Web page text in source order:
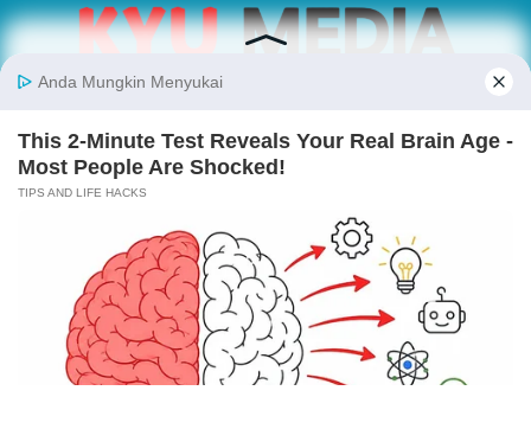
Kabarbaru.co menyajikan berita aktual dan
serta terverifikasi dari sumber yang tepat.
Follow Kabarbaru